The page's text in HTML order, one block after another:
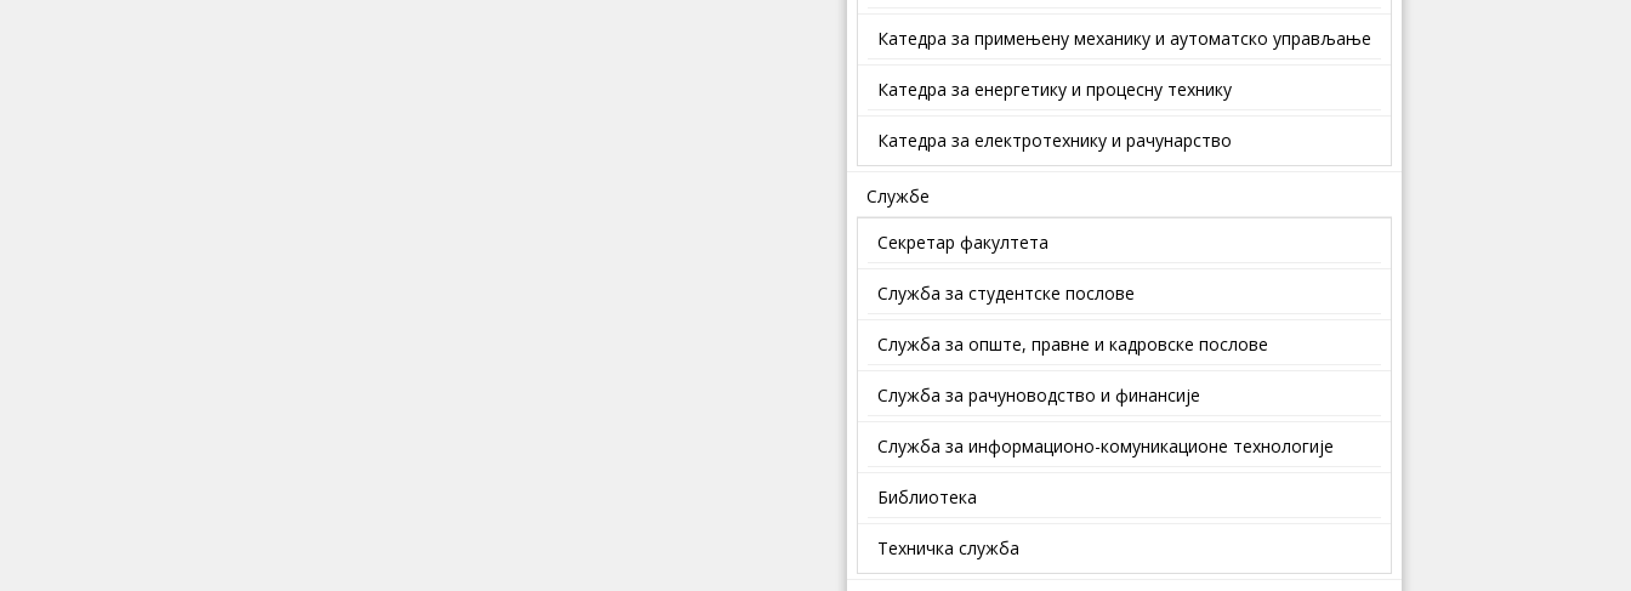
Катедра за примењену механику и аутоматско управљање
Катедра за енергетику и процесну технику
Катедра за електротехнику и рачунарство
Службе
Секретар факултета
Служба за студентске послове
Службa зa oпштe, прaвнe и кaдрoвскe пoслoвe
Служба за рачуноводство и финансије
Служба за информационо-комуникационе технологије
Библиотека
Техничка служба